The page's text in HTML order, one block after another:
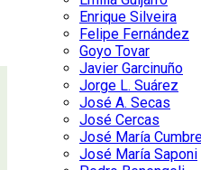
Enrique Silveira
Felipe Fernández
Goyo Tovar
Javier Garcinuño
Jorge L. Suárez
José A. Secas
José Cercas
José María
José María Saponi